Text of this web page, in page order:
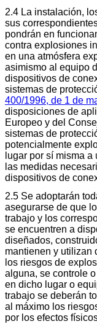
2.4 La instalación,
sus
pondrán en
contra explosiones
en una atmósfera
asimismo al equipo
dispositivos de
sistemas de
400/1996, de 1 de
disposiciones de
Europeo y del
sistemas de
potencialmente
lugar por sí misma
las medidas
dispositivos de
2.5 Se adoptarán
asegurarse de que
trabajo y los
se encuentren a
diseñados,
mantienen y utilizan
los riesgos de
alguna, se controle
en dicho lugar o
trabajo se deberán
al máximo los
por los efectos